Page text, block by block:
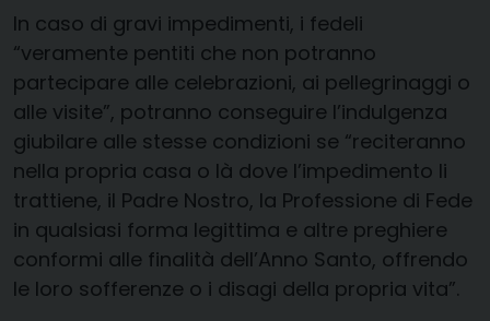
In caso di gravi impedimenti, i fedeli
“veramente pentiti che non potranno
partecipare alle celebrazioni, ai pellegrinaggi o
alle visite”, potranno conseguire l’indulgenza
giubilare alle stesse condizioni se “reciteranno
nella propria casa o là dove l’impedimento li
trattiene, il Padre Nostro, la Professione di Fede
in qualsiasi forma legittima e altre preghiere
conformi alle finalità dell’Anno Santo, offrendo
le loro sofferenze o i disagi della propria vita”.